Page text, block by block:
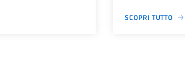
SCOPRI TUTTO